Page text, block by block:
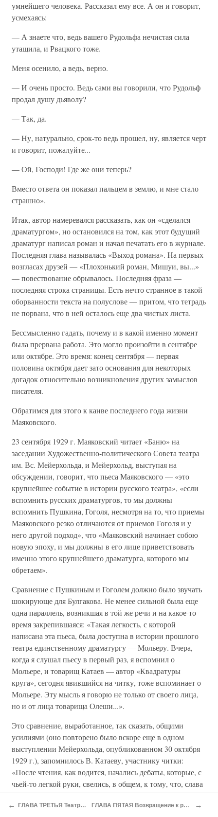
умнейшего человека. Рассказал ему все. А он и говорит,
усмехаясь:
— А знаете что, ведь вашего Рудольфа нечистая сила
утащила, и Рвацкого тоже.
Меня осенило, а ведь, верно.
— И очень просто. Ведь сами вы говорили, что Рудольф
продал душу дьяволу?
— Так, да.
— Ну, натурально, срок-то ведь прошел, ну, является черт
и говорит, пожалуйте...
— Ой, Господи! Где же они теперь?
Вместо ответа он показал пальцем в землю, и мне стало
страшно».
Итак, автор намеревался рассказать, как он «сделался
драматургом», но остановился на том, как этот будущий
драматург написал роман и начал печатать его в журнале.
Последняя глава называлась «Выход романа». На первых
возгласах друзей — «Плохонький роман, Мишуи, вы...»
— повествование обрывалось. Последняя фраза —
последняя строка страницы. Есть нечто странное в такой
оборванности текста на полуслове — притом, что тетрадь
не порвана, что в ней осталось еще два чистых листа.
Бессмысленно гадать, почему и в какой именно момент
была прервана работа. Это могло произойти в сентябре
или октябре. Это время: конец сентября — первая
половина октября дает зато основания для некоторых
догадок относительно возникновения других замыслов
писателя.
Обратимся для этого к канве последнего года жизни
Маяковского.
23 сентября 1929 г. Маяковский читает «Баню» на
заседании Художественно-политического Совета театра
им. Вс. Мейерхольда, и Мейерхольд, выступая на
обсуждении, говорит, что пьеса Маяковского — «это
крупнейшее событие в истории русского театра», «если
вспомнить русских драматургов, то мы должны
вспомнить Пушкина, Гоголя, несмотря на то, что приемы
Маяковского резко отличаются от приемов Гоголя и у
него другой подход», что «Маяковский начинает собою
новую эпоху, и мы должны в его лице приветствовать
именно этого крупнейшего драматурга, которого мы
обретаем».
Сравнение с Пушкиным и Гоголем должно было звучать
шокирующе для Булгакова. Не менее сильной была еще
одна параллель, возникшая в той же речи и на какое-то
время закрепившаяся: «Такая легкость, с которой
написана эта пьеса, была доступна в истории прошлого
театра единственному драматургу — Мольеру. Вчера,
когда я слушал пьесу в первый раз, я вспомнил о
Мольере, и товарищ Катаев — автор «Квадратуры
круга», сегодня явившийся на читку, тоже вспоминает о
Мольере. Эту мысль я говорю не только от своего лица,
но и от лица товарища Олеши...».
Это сравнение, выработанное, так сказать, общими
усилиями (оно повторено было вскоре еще в одном
выступлении Мейерхольда, опубликованном 30 октября
1929 г.), запомнилось В. Катаеву, участнику читки:
«После чтения, как водится, начались дебаты, которые, с
чьей-то легкой руки, свелись, в общем, к тому, что, слава
богу, среди нас наконец появился новый Мольер»
(«Трава забвения»). Катаев вспоминает также, что на
← ГЛАВА ТРЕТЬЯ Театральное пятилетие (1925—1929) ГЛАВА ПЯТАЯ Возвращение к роману. Новые пьесы и надежды (1932—1935) →